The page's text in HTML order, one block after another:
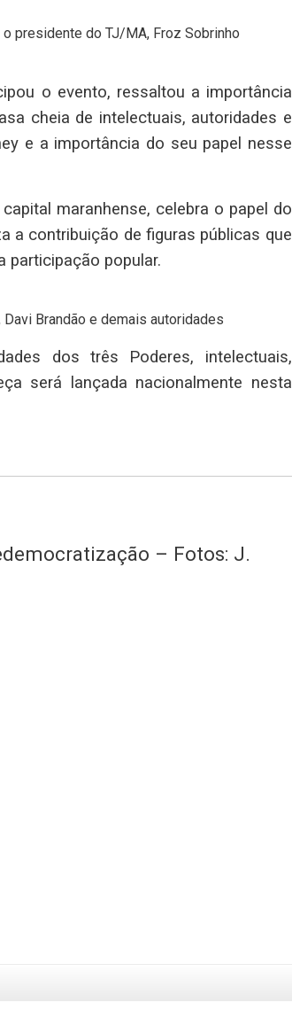
presidente do TJ/MA, Froz Sobrinho
o evento, ressaltou a importância
cheia de intelectuais, autoridades e
e a importância do seu papel nesse
maranhense, celebra o papel do
a contribuição de figuras públicas que
participação popular.
Davi Brandão e demais autoridades
dos três Poderes, intelectuais,
será lançada nacionalmente nesta
– Fotos: J.